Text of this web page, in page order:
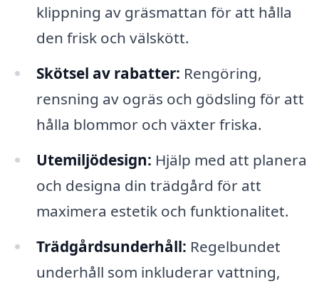
klippning av gräsmattan för att hålla
den frisk och välskött.
Skötsel av rabatter: Rengöring,
rensning av ogräs och gödsling för att
hålla blommor och växter friska.
Utemiljödesign: Hjälp med att planera
och designa din trädgård för att
maximera estetik och funktionalitet.
Trädgårdsunderhåll: Regelbundet
underhåll som inkluderar vattning,